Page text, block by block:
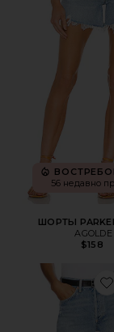
56 недавно
ШОРТЫ
AGOLDE
$158